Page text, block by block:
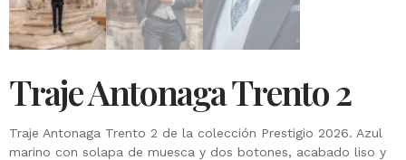
Traje Antonaga Trento 2
Traje Antonaga Trento 2 de la colección Prestigio 2026. Azul
marino con solapa de muesca y dos botones, acabado liso y